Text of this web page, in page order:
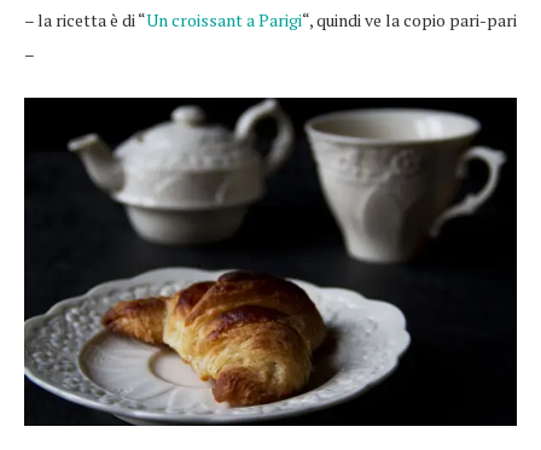
– la ricetta è di “Un croissant a Parigi“, quindi ve la copio pari-pari
–